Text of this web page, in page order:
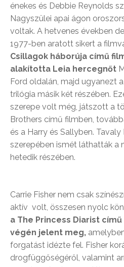
énekes és Debbie Reynolds
Nagyszülei apai ágon
voltak. A hetvenes években
1977-ben aratott sikert a
Csillagok háborúja című
alakította Leia hercegnőt
Ford oldalán, majd ugyanezt
trilógia másik két részében.
szerepe volt még, játszott a
Brothers című filmben,
és a Harry és Sallyben.
szerepében ismét láthatták a
hetedik részében.
Carrie Fisher nem csak
aktív volt, összesen nyolc
a The Princess Diarist
végén jelent meg,
forgatást idézte fel. Fisher
drogfüggőségéről, valamint